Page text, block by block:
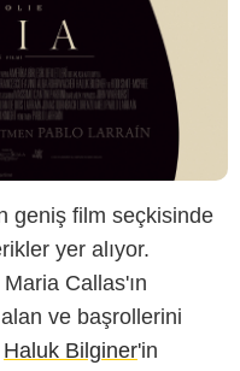
geniş film seçkisinde
yer alıyor.
Callas'ın
ve başrollerini
Haluk Bilginer'in